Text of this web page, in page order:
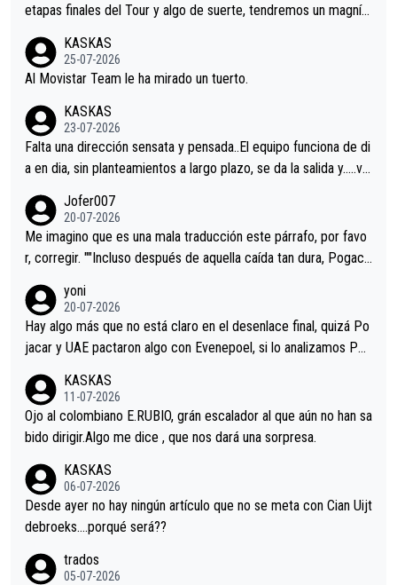
etapas finales del Tour y algo de suerte, tendremos un magnífi
KASKAS
25-07-2026
Al Movistar Team le ha mirado un tuerto.
KASKAS
23-07-2026
Falta una dirección sensata y pensada..El equipo funciona de di
a en dia, sin planteamientos a largo plazo, se da la salida y…..ve
Minguez, Velez etc etc.Me da pena vivir estos momentos tan
tristes sin victorias.
Jofer007
20-07-2026
Me imagino que es una mala traducción este párrafo, por favo
r, corregir. ""Incluso después de aquella caída tan dura, Pogaca
permaneció pegado a su rueda. Parecía increíble la forma en l
a que era capaz de controlar el miedo", recordó."
yoni
20-07-2026
Hay algo más que no está claro en el desenlace final, quizá Po
jacar y UAE pactaron algo con Evenepoel, si lo analizamos Poj
i sin pedalear, luego está el saludo con Evenepoel dándose la
mano de una manera muy fraternal, más allá de los típicos toqu
es en el hombro con que saludaba a Vingegard. Ahí hubo una in
eta, a ver si por querer poner a Del Toro con calzador en posi
ción de podio UAE y Pojacar se van complicar el tour.
KASKAS
11-07-2026
Ojo al colombiano E.RUBIO, grán escalador al que aún no han sa
bido dirigir.Algo me dice , que nos dará una sorpresa.
KASKAS
06-07-2026
Desde ayer no hay ningún artículo que no se meta con Cian Uijt
debroeks….porqué será??
trados
05-07-2026